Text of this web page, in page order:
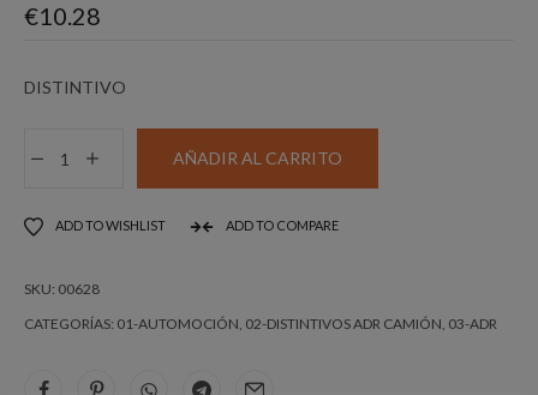
€10.28
DISTINTIVO
1.6
.
SUSTANCIAS
cantidad
AÑADIR AL CARRITO
ADD TO WISHLIST ADD TO COMPARE
SKU: 00628
CATEGORÍAS: 01-AUTOMOCIÓN, 02-DISTINTIVOS ADR CAMIÓN, 03-ADR